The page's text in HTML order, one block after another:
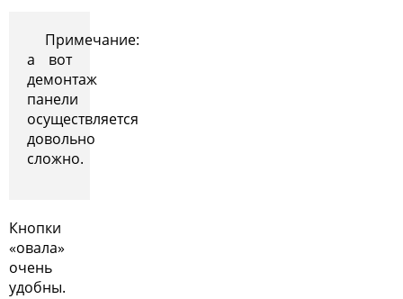
Примечание:
а вот
демонтаж
панели
осуществляется
довольно
сложно.
Кнопки
«овала»
очень
удобны.